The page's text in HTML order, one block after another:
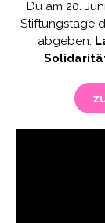
Du am 20.
Stiftungstage
abgeben.